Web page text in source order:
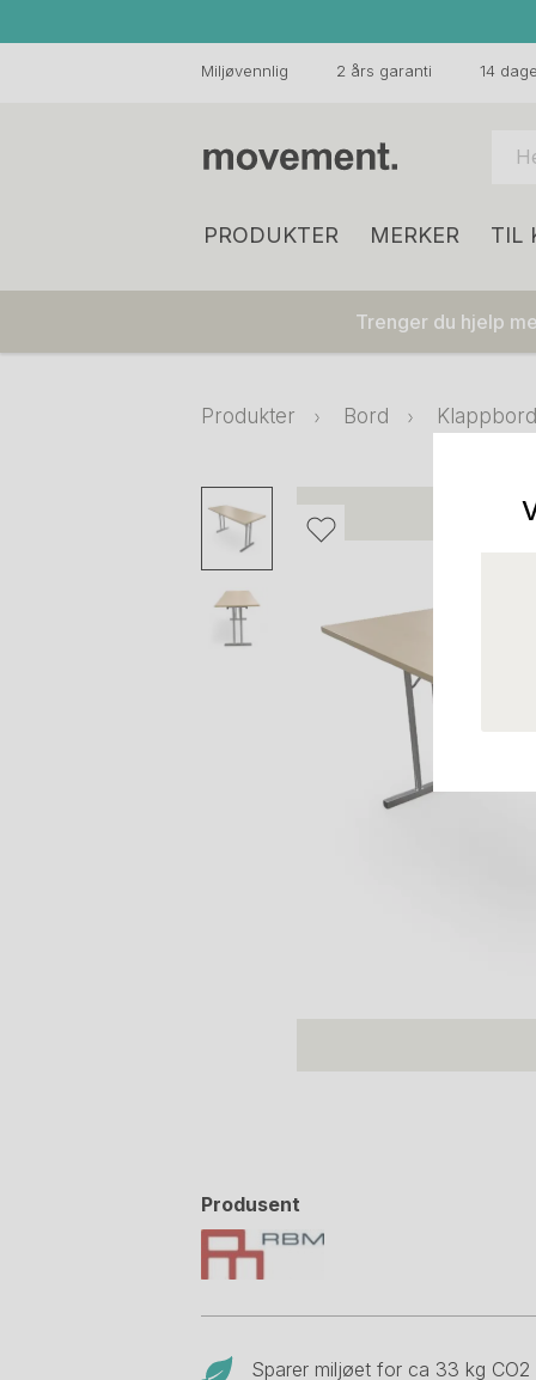
Miljøvennlig 2 års garanti 14
PRODUKTER MERKER TIL
Trenger du hjelp
Produkter Bord
Produsent
Sparer miljøet for ca 33 kg CO2